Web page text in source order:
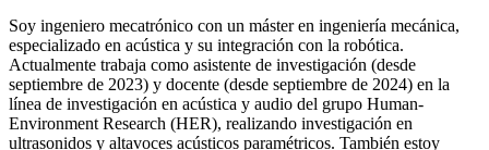
Soy ingeniero mecatrónico con un máster en ingeniería mecánica,
especializado en acústica y su integración con la robótica.
Actualmente trabaja como asistente de investigación (desde
septiembre de 2023) y docente (desde septiembre de 2024) en la
línea de investigación en acústica y audio del grupo Human-
Environment Research (HER), realizando investigación en
ultrasonidos y altavoces acústicos paramétricos. También estoy